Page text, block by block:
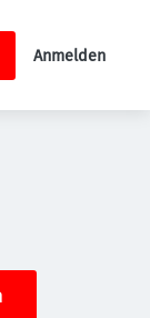
Anmelden